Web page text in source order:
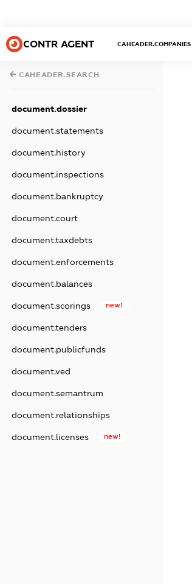
CONTR AGENT CAHEADER.COMPANIES
CAHEADER.SEARCH
document.dossier
document.statements
document.history
document.inspections
document.bankruptcy
document.court
document.taxdebts
document.enforcements
document.balances
document.scorings new!
document.tenders
document.publicfunds
document.ved
document.semantrum
document.relationships
document.licenses new!